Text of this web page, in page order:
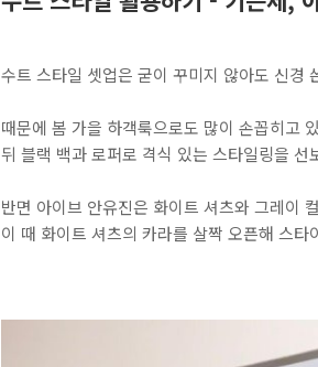
수트 스타일 셋업은 굳이 꾸미지 않아도 신경
때문에 봄 가을 하객룩으로도 많이 손꼽히고
뒤 블랙 백과 로퍼로 격식 있는 스타일링을 선
반면 아이브 안유진은 화이트 셔츠와 그레이
이 때 화이트 셔츠의 카라를 살짝 오픈해 스